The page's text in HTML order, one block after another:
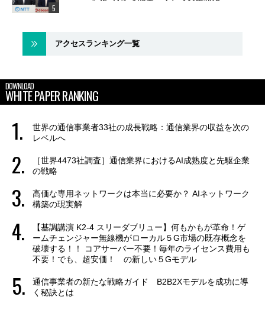
アクセスランキング一覧
DOWNLOAD
WHITE PAPER RANKING
世界の通信事業者33社の成長戦略：通信業界の収益を次の
レベルへ
［世界4473社調査］通信業界におけるAI成熟度と先駆企業
の戦略
高価な専用ネットワークは本当に必要か？ AIネットワーク
構築の現実解
【基調講演 K2-4 スリーダブリュー】何もかもが革命！ゲ
ームチェンジャー無線機がローカル５G市場の既存概念を
破壊する！！ コアサーバー不要！毎年のライセンス費用も
不要！でも、超安価！ の新しい５Gモデル
通信事業者の新たな戦略ガイド B2B2Xモデルを成功に導
く秘訣とは